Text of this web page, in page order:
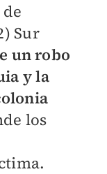
Sur
un robo
y la
los